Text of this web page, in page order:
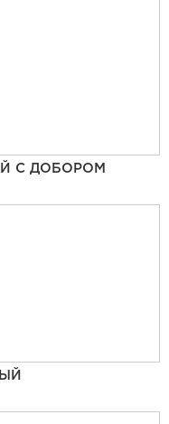
С ДОБОРОМ